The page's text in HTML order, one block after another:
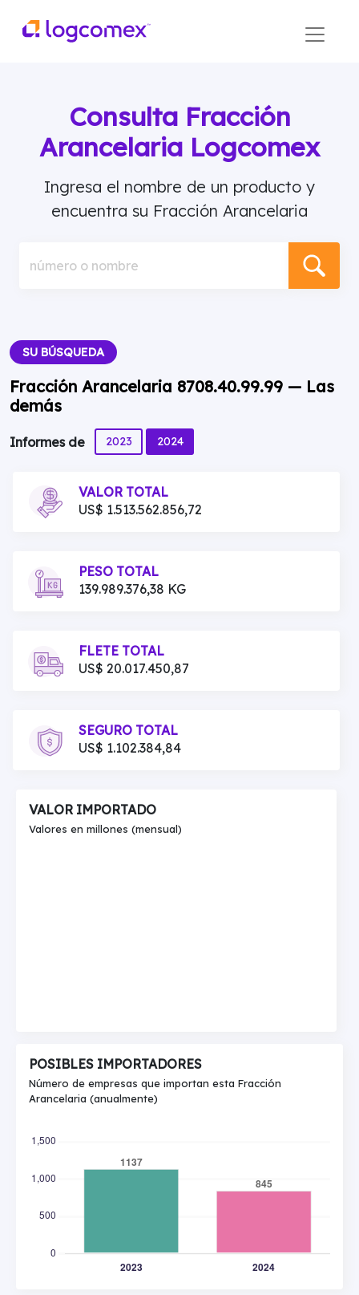
Consulta Fracción
Arancelaria Logcomex
Ingresa el nombre de un producto y
encuentra su Fracción Arancelaria
número o nombre
SU BÚSQUEDA
Fracción Arancelaria 8708.40.99.99 — Las
demás
Informes de 2023 2024
VALOR TOTAL
US$ 1.513.562.856,72
PESO TOTAL
139.989.376,38 KG
FLETE TOTAL
US$ 20.017.450,87
SEGURO TOTAL
US$ 1.102.384,84
VALOR IMPORTADO
Valores en millones (mensual)
POSIBLES IMPORTADORES
Número de empresas que importan esta Fracción
Arancelaria (anualmente)